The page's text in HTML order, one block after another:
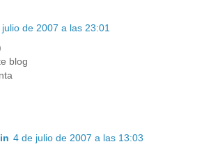
de 2007 a las 23:01
blog
4 de julio de 2007 a las 13:03